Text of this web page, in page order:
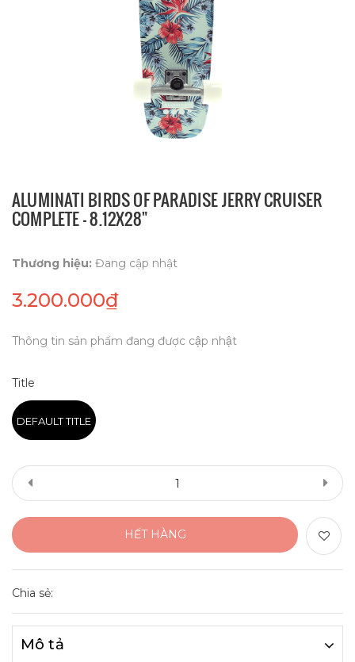
ALUMINATI BIRDS OF PARADISE JERRY CRUISER
COMPLETE - 8.12X28"
Thương hiệu: Đang cập nhật
3.200.000₫
Thông tin sản phẩm đang được cập nhật
Title
DEFAULT TITLE
HẾT HÀNG
Chia sẻ:
Mô tả